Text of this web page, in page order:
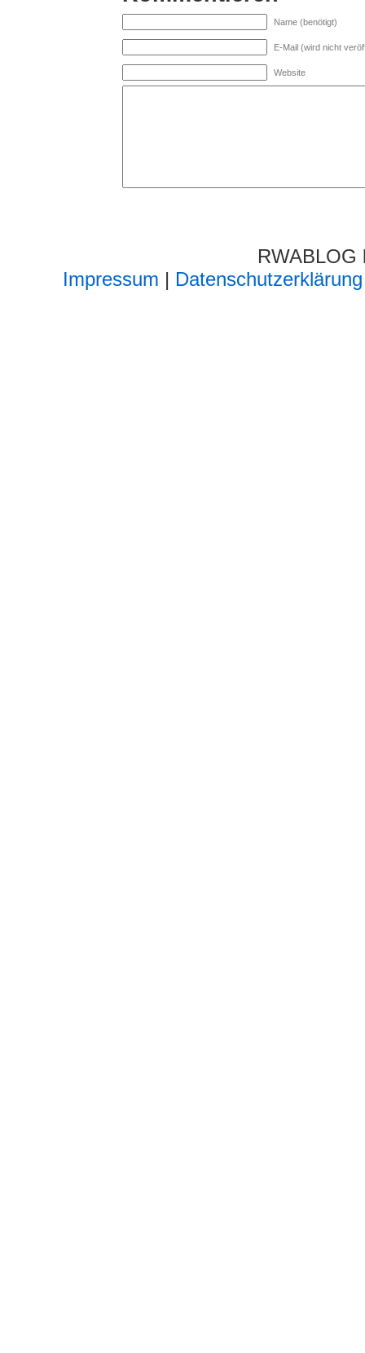
Name (benötigt)
E-Mail (wird nicht
Website
Impressum | Datenschutzerklärung